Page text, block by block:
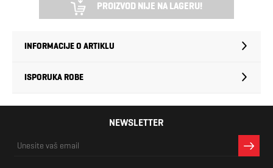
PROIZVOD NIJE NA LAGERU!
INFORMACIJE O ARTIKLU
ISPORUKA ROBE
NEWSLETTER